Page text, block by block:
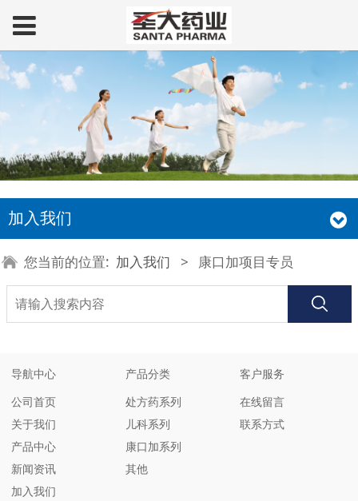
加入我们
您当前的位置: 加入我们 > 康口加项目专员
导航中心
公司首页
关于我们
产品中心
新闻资讯
加入我们
产品分类
处方药系列
儿科系列
康口加系列
其他
客户服务
在线留言
联系方式